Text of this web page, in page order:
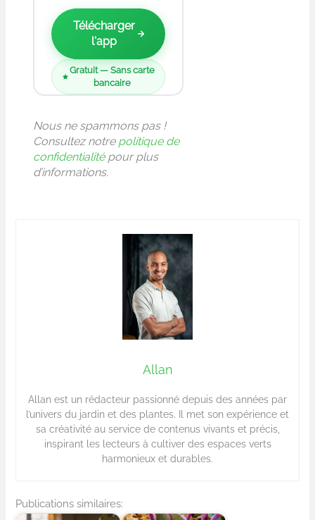
Télécharger
l'app
Gratuit — Sans carte
bancaire
Nous ne spammons pas !
Consultez notre politique de
confidentialitépour plus
d’informations.
Allan
Allan est un rédacteur passionné depuis des années par
l’univers du jardin et des plantes. Il met son expérience et
sa créativité au service de contenus vivants et précis,
inspirant les lecteurs à cultiver des espaces verts
harmonieux et durables.
Publications similaires: